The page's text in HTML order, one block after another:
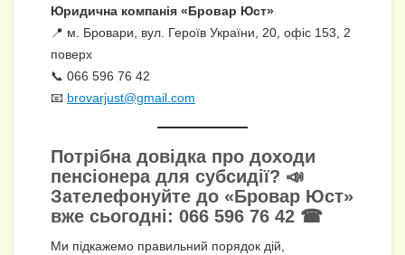
Юридична компанія «Бровар Юст»
📍 м. Бровари, вул. Героїв України, 20, офіс 153, 2
поверх
📞 066 596 76 42
📧 brovarjust@gmail.com
Потрібна довідка про доходи
пенсіонера для субсидії? 📣
Зателефонуйте до «Бровар Юст»
вже сьогодні: 066 596 76 42 ☎
Ми підкажемо правильний порядок дій,